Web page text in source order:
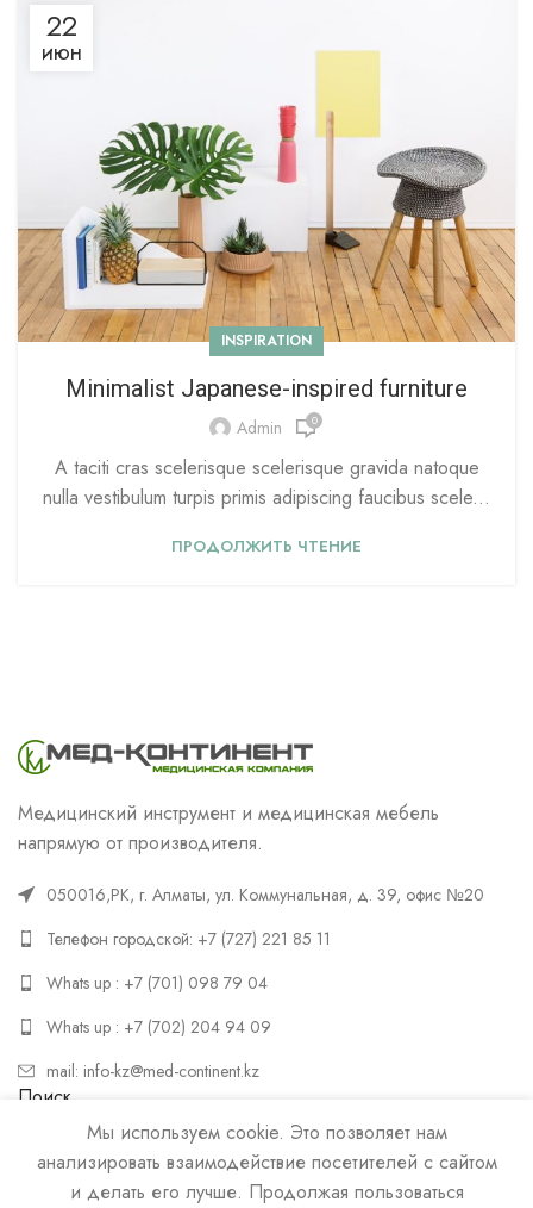
22
ИЮН
INSPIRATION
Minimalist Japanese-inspired furniture
Admin 0
A taciti cras scelerisque scelerisque gravida natoque
nulla vestibulum turpis primis adipiscing faucibus scele...
ПРОДОЛЖИТЬ ЧТЕНИЕ
Медицинский инструмент и медицинская мебель
напрямую от производителя.
050016,РК, г. Алматы, ул. Коммунальная, д. 39, офис №20
Телефон городской: +7 (727) 221 85 11
Whats up : +7 (701) 098 79 04
Whats up : +7 (702) 204 94 09
mail: info-kz@med-continent.kz
Поиск
ПОИСК
Мы используем cookie. Это позволяет нам
анализировать взаимодействие посетителей с сайтом
и делать его лучше. Продолжая пользоваться